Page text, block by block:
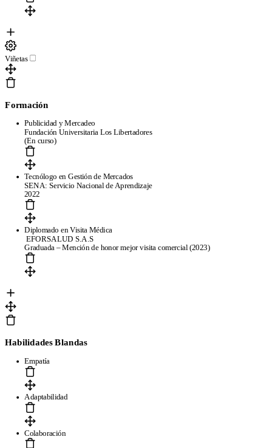
Viñetas
Formación
Publicidad y Mercadeo
Fundación Universitaria Los Libertadores
(En curso)
Tecnólogo en Gestión de Mercados
SENA: Servicio Nacional de Aprendizaje
2022
Diplomado en Visita Médica
EFORSALUD S.A.S
Graduada – Mención de honor mejor visita comercial (2023)
Habilidades Blandas
Empatía
Adaptabilidad
Colaboración